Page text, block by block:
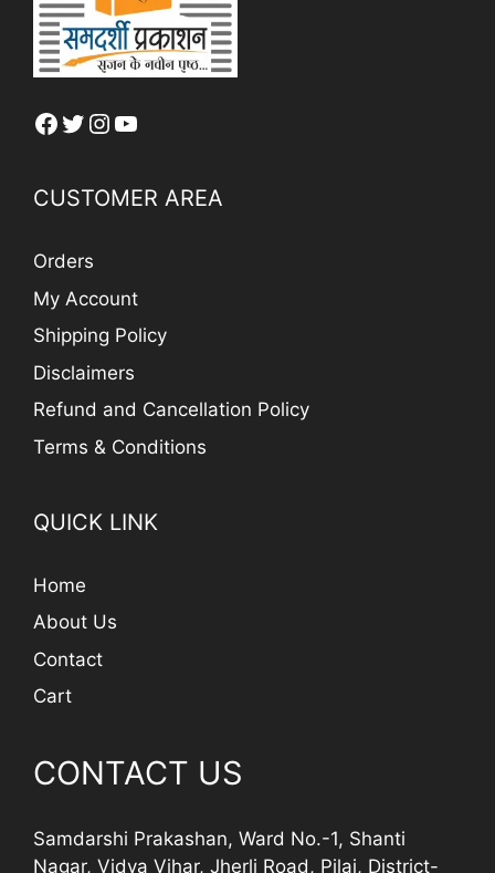
Facebook
Twitter
Instagram
YouTube
CUSTOMER AREA
Orders
My Account
Shipping Policy
Disclaimers
Refund and Cancellation Policy
Terms & Conditions
QUICK LINK
Home
About Us
Contact
Cart
CONTACT US
Samdarshi Prakashan, Ward No.-1, Shanti
Nagar, Vidya Vihar, Jherli Road, Pilai, District-